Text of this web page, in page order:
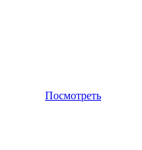
Посмотреть